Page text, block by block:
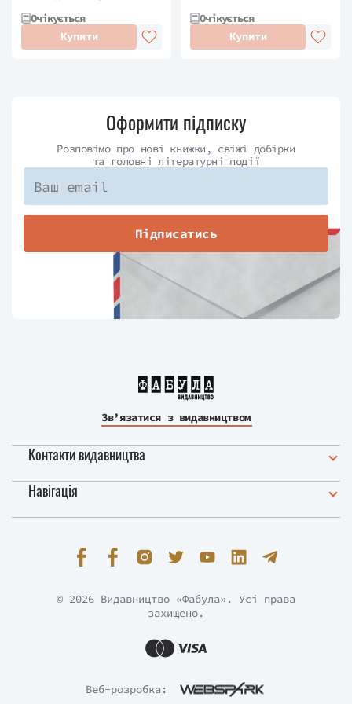
Очікується
Купити
Очікується
Купити
Оформити підписку
Розповімо про нові книжки, свіжі добірки
та головні літературні події
Підписатись
Зв’язатися з видавництвом
Контакти видавництва
Навігація
Веб-розробка:
© 2026 Видавництво «Фабула». Усі права
захищено.